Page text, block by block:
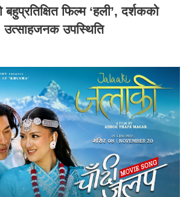
बहुप्रतिक्षित फिल्म ‘हली’, दर्शकको
उत्साहजनक उपस्थिति